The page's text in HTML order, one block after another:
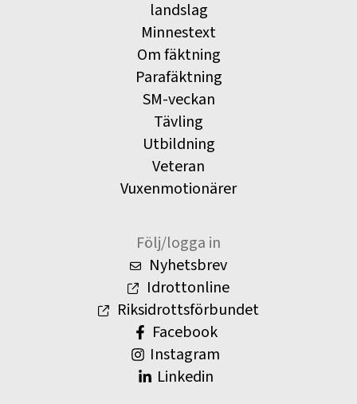
landslag
Minnestext
Om fäktning
Parafäktning
SM-veckan
Tävling
Utbildning
Veteran
Vuxenmotionärer
Följ/logga in
Nyhetsbrev
Idrottonline
Riksidrottsförbundet
Facebook
Instagram
Linkedin